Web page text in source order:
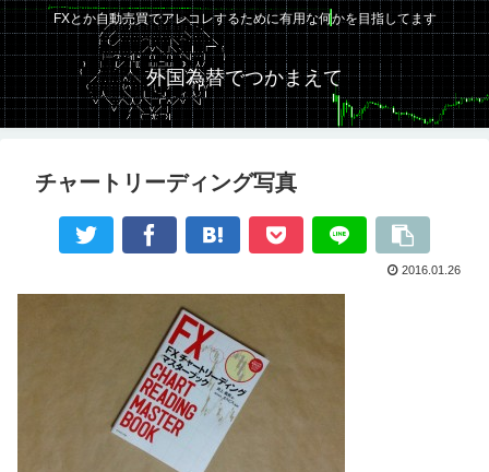
FXとか自動売買でアレコレするために有用な何かを目指してます
外国為替でつかまえて
チャートリーディング写真
2016.01.26